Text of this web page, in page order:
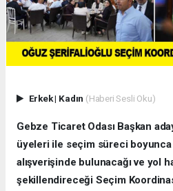
Erkek| Kadın (Haberi Sesli Oku)
Gebze Ticaret Odası Başkan
üyeleri ile seçim süreci
alışverişinde bulunacağı ve yol
şekillendireceği Seçim